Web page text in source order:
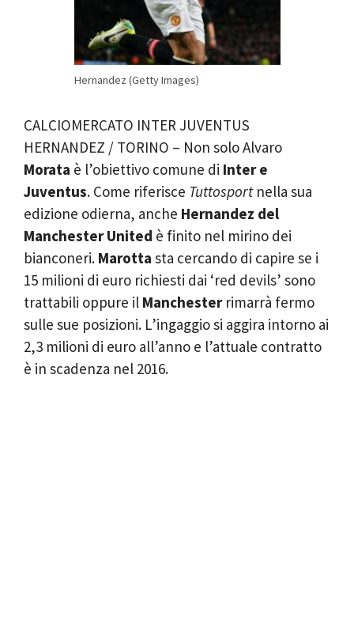
Hernandez (Getty Images)
CALCIOMERCATO INTER JUVENTUS
HERNANDEZ / TORINO – Non solo Alvaro
Morata è l’obiettivo comune di Inter e
Juventus. Come riferisce Tuttosport nella sua
edizione odierna, anche Hernandez del
Manchester United è finito nel mirino dei
bianconeri. Marotta sta cercando di capire se i
15 milioni di euro richiesti dai ‘red devils’ sono
trattabili oppure il Manchesterrimarrà fermo
sulle sue posizioni. L’ingaggio si aggira intorno ai
2,3 milioni di euro all’anno e l’attuale contratto
è in scadenza nel 2016.